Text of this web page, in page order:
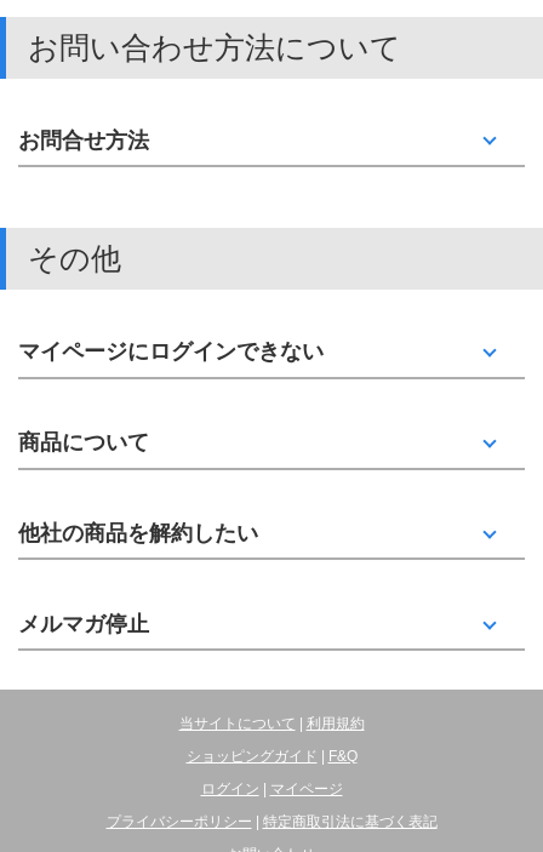
お問い合わせ方法について
お問合せ方法
その他
マイページにログインできない
商品について
他社の商品を解約したい
メルマガ停止
当サイトについて | 利用規約
ショッピングガイド | F&Q
ログイン | マイページ
プライバシーポリシー | 特定商取引法に基づく表記